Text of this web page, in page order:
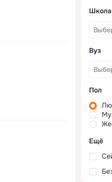
Школа
Вуз
Пол
Ещё